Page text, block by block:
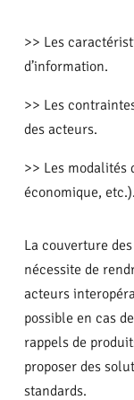
>> Les
d’information.
>> Les
des acteurs.
>> Les modalités
économique, etc.).
La couverture
nécessite de
acteurs
possible en cas
rappels de
proposer des
standards.